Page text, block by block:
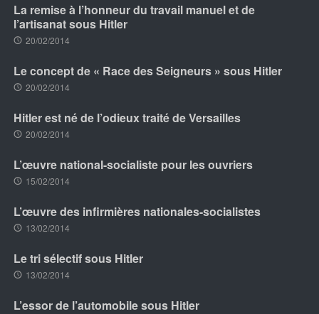
La remise à l’honneur du travail manuel et de
l’artisanat sous Hitler
20/02/2014
Le concept de « Race des Seigneurs » sous Hitler
20/02/2014
Hitler est né de l’odieux traité de Versailles
20/02/2014
L’œuvre national-socialiste pour les ouvriers
15/02/2014
L’œuvre des infirmières nationales-socialistes
13/02/2014
Le tri sélectif sous Hitler
13/02/2014
L’essor de l’automobile sous Hitler